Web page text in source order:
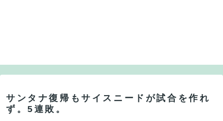
サンタナ復帰もサイスニードが試合を作れ
ず。5連敗。